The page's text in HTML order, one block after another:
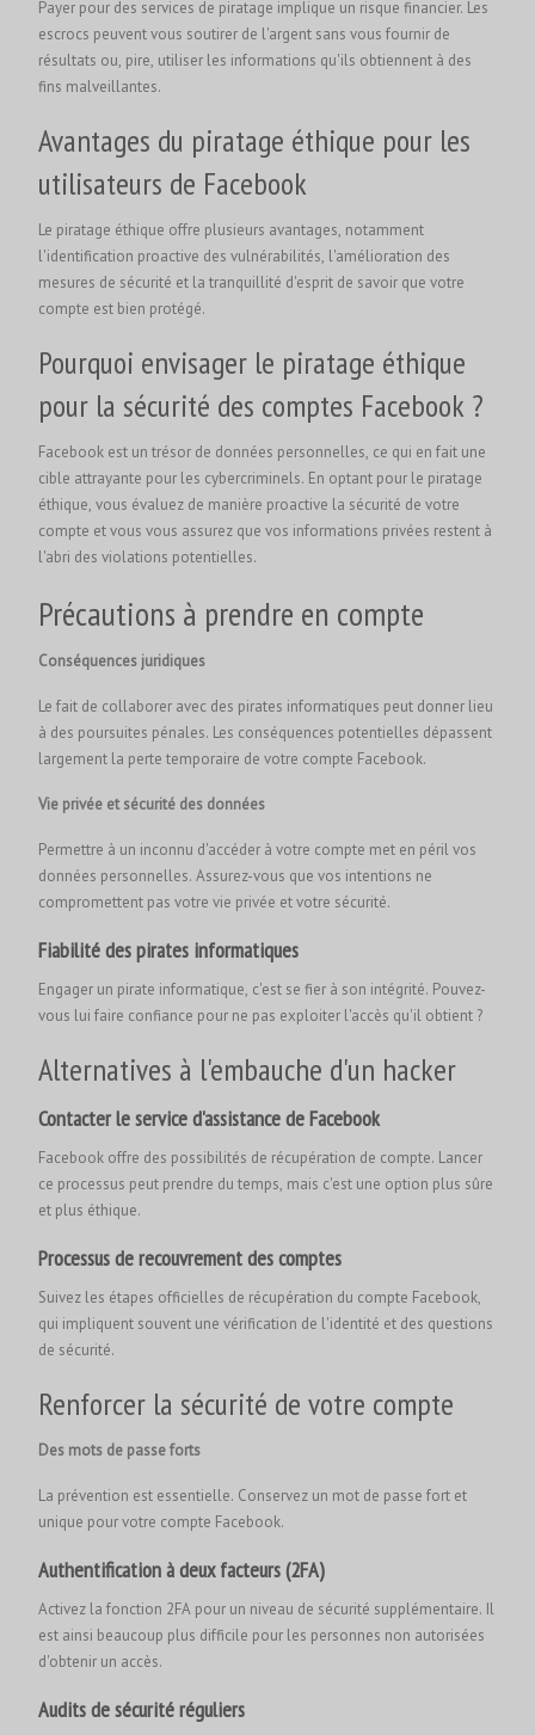
Payer pour des services de piratage implique un risque financier. Les
escrocs peuvent vous soutirer de l'argent sans vous fournir de
résultats ou, pire, utiliser les informations qu'ils obtiennent à des
fins malveillantes.
Avantages du piratage éthique pour les
utilisateurs de Facebook
Le piratage éthique offre plusieurs avantages, notamment
l'identification proactive des vulnérabilités, l'amélioration des
mesures de sécurité et la tranquillité d'esprit de savoir que votre
compte est bien protégé.
Pourquoi envisager le piratage éthique
pour la sécurité des comptes Facebook ?
Facebook est un trésor de données personnelles, ce qui en fait une
cible attrayante pour les cybercriminels. En optant pour le piratage
éthique, vous évaluez de manière proactive la sécurité de votre
compte et vous vous assurez que vos informations privées restent à
l'abri des violations potentielles.
Précautions à prendre en compte
Conséquences juridiques
Le fait de collaborer avec des pirates informatiques peut donner lieu
à des poursuites pénales. Les conséquences potentielles dépassent
largement la perte temporaire de votre compte Facebook.
Vie privée et sécurité des données
Permettre à un inconnu d'accéder à votre compte met en péril vos
données personnelles. Assurez-vous que vos intentions ne
compromettent pas votre vie privée et votre sécurité.
Fiabilité des pirates informatiques
Engager un pirate informatique, c'est se fier à son intégrité. Pouvez-
vous lui faire confiance pour ne pas exploiter l'accès qu'il obtient ?
Alternatives à l'embauche d'un hacker
Contacter le service d'assistance de Facebook
Facebook offre des possibilités de récupération de compte. Lancer
ce processus peut prendre du temps, mais c'est une option plus sûre
et plus éthique.
Processus de recouvrement des comptes
Suivez les étapes officielles de récupération du compte Facebook,
qui impliquent souvent une vérification de l'identité et des questions
de sécurité.
Renforcer la sécurité de votre compte
Des mots de passe forts
La prévention est essentielle. Conservez un mot de passe fort et
unique pour votre compte Facebook.
Authentification à deux facteurs (2FA)
Activez la fonction 2FA pour un niveau de sécurité supplémentaire. Il
est ainsi beaucoup plus difficile pour les personnes non autorisées
d'obtenir un accès.
Audits de sécurité réguliers